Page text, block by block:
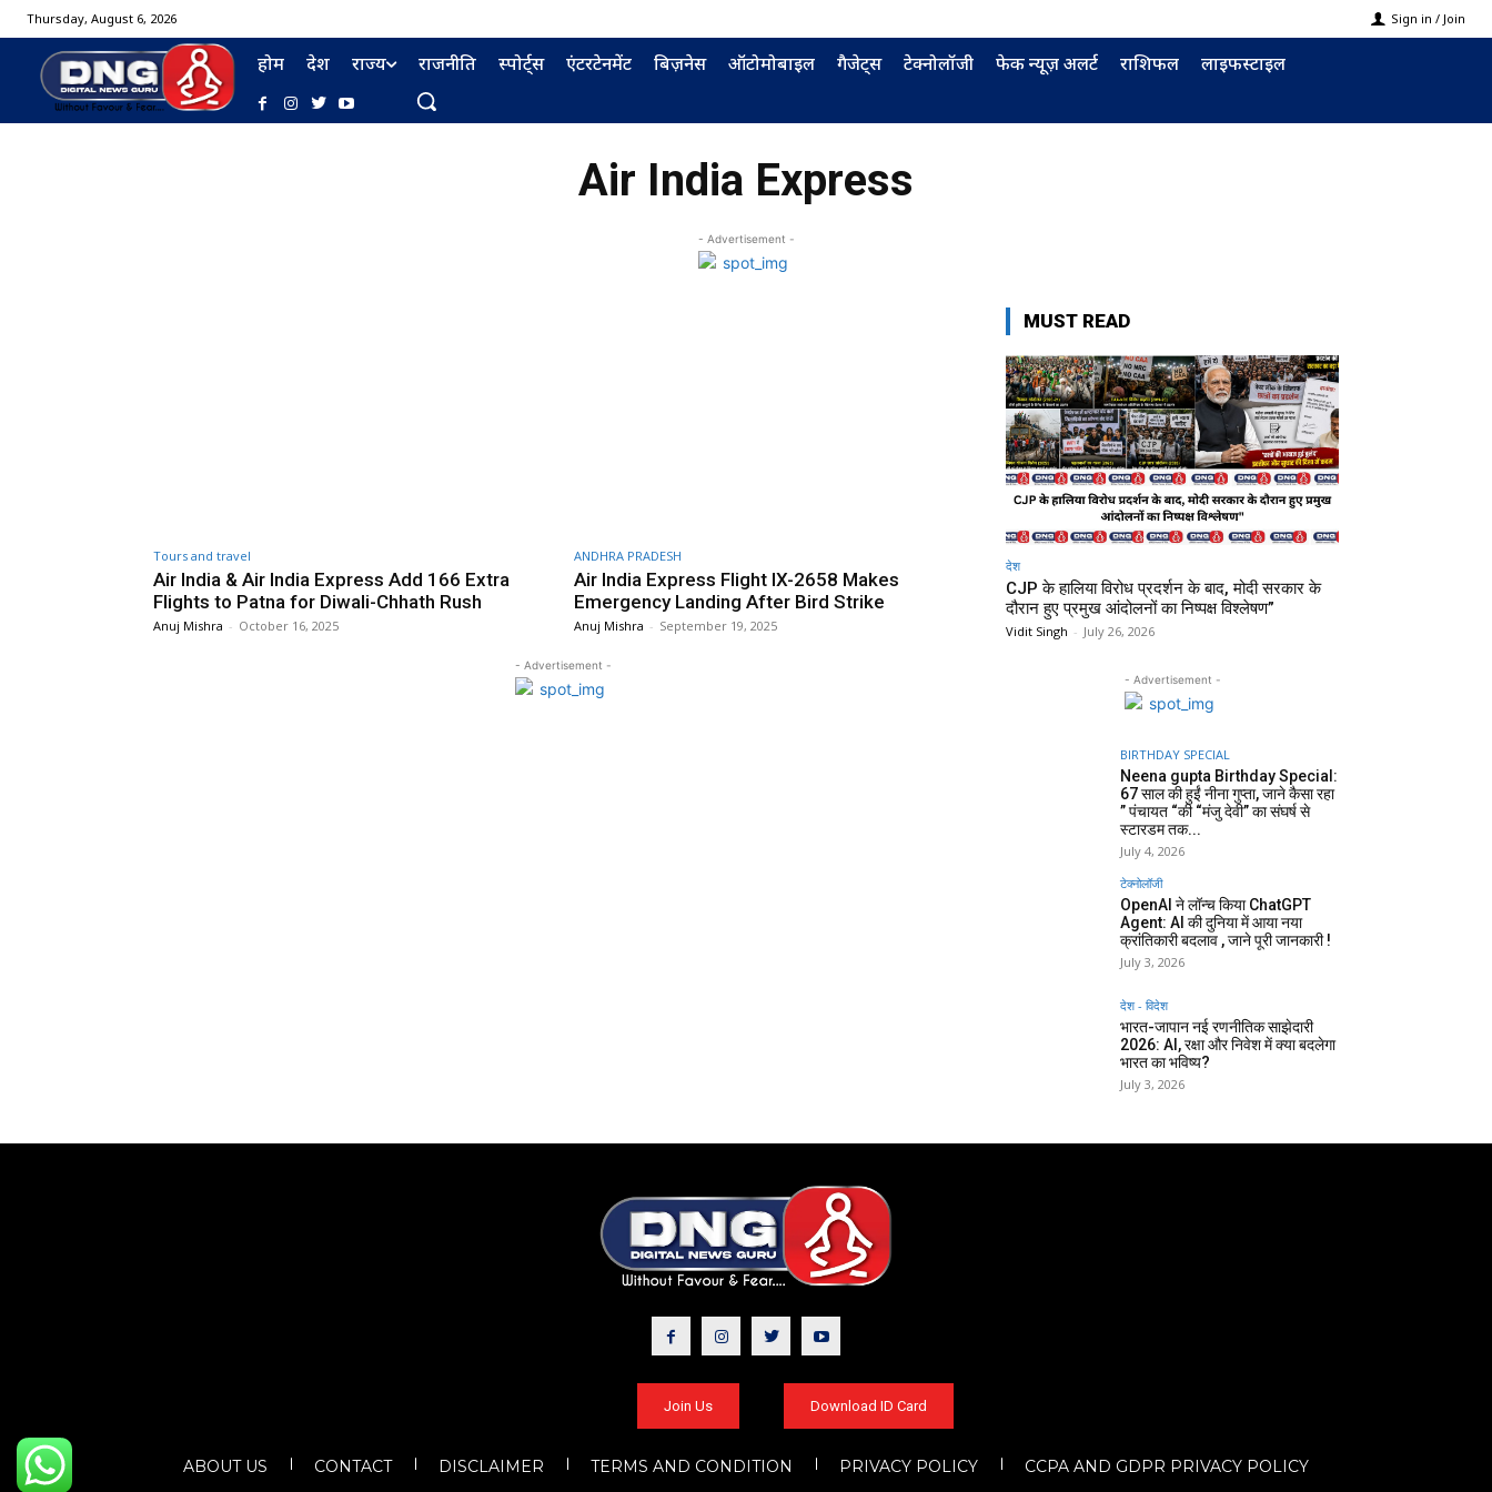
Thursday, August 6, 2026 Sign in / Join
होम देश राज्य राजनीति स्पोर्ट्स एंटरटेनमेंट बिज़नेस ऑटोमोबाइल गैजेट्स टेक्नोलॉजी फेक न्यूज़ अलर्ट राशिफल लाइफस्टाइल
Air India Express
- Advertisement -
Tours and travel
Air India & Air India Express Add 166 Extra
Flights to Patna for Diwali-Chhath Rush
Anuj Mishra - October 16, 2025
ANDHRA PRADESH
Air India Express Flight IX-2658 Makes
Emergency Landing After Bird Strike
Anuj Mishra - September 19, 2025
- Advertisement -
MUST READ
देश
CJP के हालिया विरोध प्रदर्शन के बाद, मोदी सरकार के
दौरान हुए प्रमुख आंदोलनों का निष्पक्ष विश्लेषण”
Vidit Singh - July 26, 2026
- Advertisement -
BIRTHDAY SPECIAL
Neena gupta Birthday Special:
67 साल की हुईं नीना गुप्ता, जाने कैसा रहा
” पंचायत “की “मंजु देवी” का संघर्ष से
स्टारडम तक...
July 4, 2026
टेक्नोलॉजी
OpenAI ने लॉन्च किया ChatGPT
Agent: AI की दुनिया में आया नया
क्रांतिकारी बदलाव , जाने पूरी जानकारी !
July 3, 2026
देश - विदेश
भारत-जापान नई रणनीतिक साझेदारी
2026: AI, रक्षा और निवेश में क्या बदलेगा
भारत का भविष्य?
July 3, 2026
Join Us Download ID Card
ABOUT US CONTACT DISCLAIMER TERMS AND CONDITION PRIVACY POLICY CCPA AND GDPR PRIVACY POLICY